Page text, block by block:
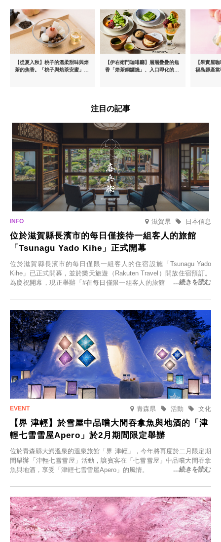
【從夏入秋】桃子的溫柔甜味與焙
茶的焦香。「桃子與焙茶安蜜」將
【伊右衛門咖啡廳】層層疊疊的焦
香「焙茶銅鑼燒」、入口即化的
【果實屋
福島縣產
注目の記事
滋賀県 日本信息
位於滋賀縣長濱市的每日僅接待一組客人的旅館
「Tsunagu Yado Kihe」正式開幕
位於滋賀縣長濱市的每日僅限一組客人的住宿設施「Tsunagu Yado
Kihe」已正式開幕，並於樂天旅遊（Rakuten Travel）開放住宿預訂。
為慶祝開幕，現正舉辦「#在每日僅限一組客人的旅館，展開一生一次
人的旅館，您才能在此與重要的人共度獨一無二的特別時光。
青森県 文化
活動
【界 津輕】於雪屋中品嚐大間吞拿魚與地酒的「津
輕七雪雪屋Apero」於2月期間限定舉辦
位於青森縣大鰐溫泉的溫泉旅館「界 津輕」，今年將再度於二月限定期
間舉辦「津輕七雪雪屋」活動，讓賓客在「七雪雪屋」中品嚐大間吞拿
魚與地酒，享受「津輕七雪雪屋Apero」的風情。